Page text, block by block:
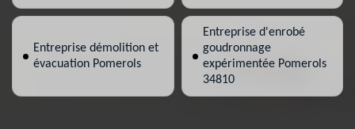
Entreprise démolition et
évacuation Pomerols
Entreprise d'enrobé
goudronnage
expérimentée Pomerols
34810